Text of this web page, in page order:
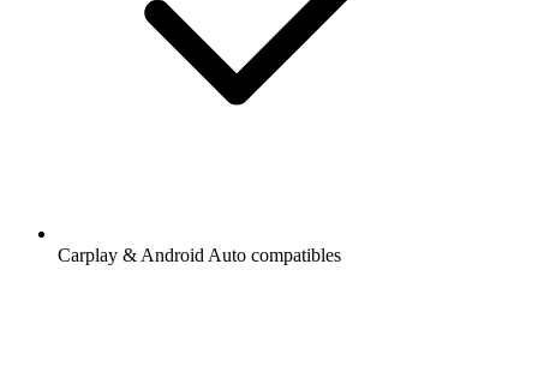
Carplay & Android Auto compatibles